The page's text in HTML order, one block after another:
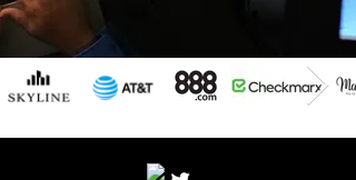
© 2021 by BeeMedia